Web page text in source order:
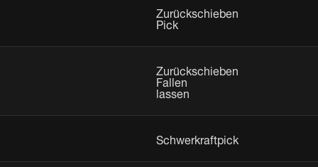
Zurückschieben
Pick
Zurückschieben
Fallen
lassen
Schwerkraftpick